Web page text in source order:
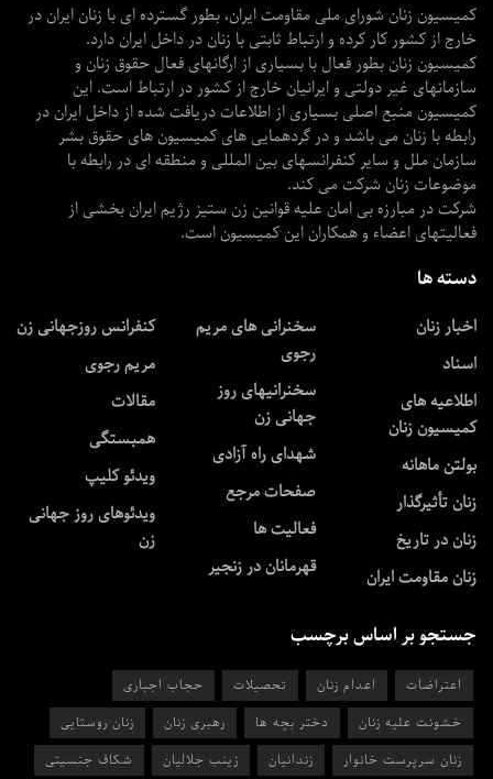
کمیسیون زنان شورای ملی مقاومت ایران، بطور گسترده ای با زنان ایران در
خارج از کشور کار کرده و ارتباط ثابتی با زنان در داخل ایران دارد.
کمیسیون زنان بطور فعال با بسیاری از ارگانهای فعال حقوق زنان و
سازمانهای غیر دولتی و ایرانیان خارج از کشور در ارتباط است. این
کمیسیون منبع اصلی بسیاری از اطلاعات دریافت شده از داخل ایران در
رابطه با زنان می باشد و در گردهمایی های کمیسیون های حقوق بشر
سازمان ملل و سایر کنفرانسهای بین المللی و منطقه ای در رابطه با
موضوعات زنان شرکت می کند.
شرکت در مبارزه بی امان علیه قوانین زن ستیز رژیم ایران بخشی از
فعالیتهای اعضاء و همکاران این کمیسیون است.
دسته ها
اخبار زنان
اسناد
اطلاعیه های
کمیسیون زنان
بولتن ماهانه
زنان تأثیرگذار
زنان در تاریخ
زنان مقاومت ایران
سخنرانی های مریم
رجوی
سخنرانیهای روز
جهانی زن
شهدای راه آزادی
صفحات مرجع
فعالیت ها
قهرمانان در زنجیر
کنفرانس روزجهانی زن
مریم رجوی
مقالات
همبستگی
ویدئو کلیپ
ویدئوهای روز جهانی
زن
جستجو بر اساس برچسب
اعتراضات اعدام زنان تحصیلات
حجاب اجباری
خشونت علیه زنان
دختر بچه ها رهبری زنان
زنان روستایی
زنان سرپرست خانوار
زندانیان زینب جلالیان شکاف جنسیتی